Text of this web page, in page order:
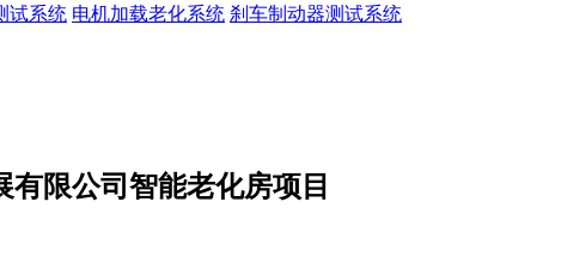
试系统 电机加载老化系统 刹车制动器测试系统
限公司智能老化房项目